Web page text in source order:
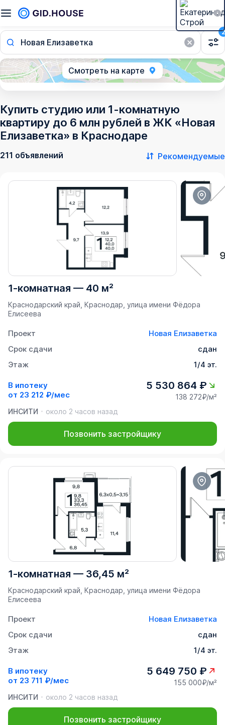
Новая Елизаветка
2
Смотреть на карте
Купить студию или 1-комнатную
квартиру до 6 млн рублей в ЖК «Новая
Елизаветка» в Краснодаре
211 объявлений Рекомендуемые
1-комнатная — 40 м²
Краснодарский край, Краснодар, улица имени Фёдора
Елисеева
Проект
Новая Елизаветка
Срок сдачи
сдан
Этаж
1/4 эт.
В ипотеку
от 23 212 ₽/мес
5 530 864 ₽
138 272₽/м²
ИНСИТИ
около 2 часов назад
Позвонить застройщику
1-комнатная — 36,45 м²
Краснодарский край, Краснодар, улица имени Фёдора
Елисеева
Проект
Новая Елизаветка
Срок сдачи
сдан
Этаж
1/4 эт.
В ипотеку
от 23 711 ₽/мес
5 649 750 ₽
155 000₽/м²
ИНСИТИ
около 2 часов назад
Позвонить застройщику